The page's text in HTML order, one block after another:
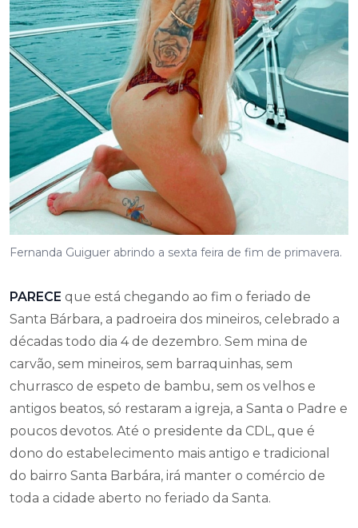
Fernanda Guiguer abrindo a sexta feira de fim de primavera.
PARECE que está chegando ao fim o feriado de
Santa Bárbara, a padroeira dos mineiros, celebrado a
décadas todo dia 4 de dezembro. Sem mina de
carvão, sem mineiros, sem barraquinhas, sem
churrasco de espeto de bambu, sem os velhos e
antigos beatos, só restaram a igreja, a Santa o Padre e
poucos devotos. Até o presidente da CDL, que é
dono do estabelecimento mais antigo e tradicional
do bairro Santa Barbára, irá manter o comércio de
toda a cidade aberto no feriado da Santa.